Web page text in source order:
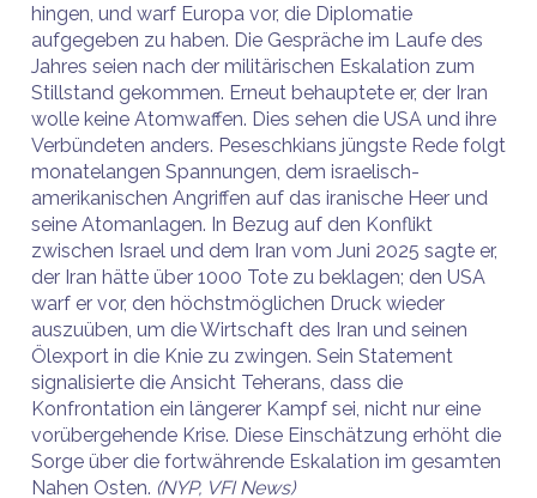
hingen, und warf Europa vor, die Diplomatie
aufgegeben zu haben. Die Gespräche im Laufe des
Jahres seien nach der militärischen Eskalation zum
Stillstand gekommen. Erneut behauptete er, der Iran
wolle keine Atomwaffen. Dies sehen die USA und ihre
Verbündeten anders. Peseschkians jüngste Rede folgt
monatelangen Spannungen, dem israelisch-
amerikanischen Angriffen auf das iranische Heer und
seine Atomanlagen. In Bezug auf den Konflikt
zwischen Israel und dem Iran vom Juni 2025 sagte er,
der Iran hätte über 1000 Tote zu beklagen; den USA
warf er vor, den höchstmöglichen Druck wieder
auszuüben, um die Wirtschaft des Iran und seinen
Ölexport in die Knie zu zwingen. Sein Statement
signalisierte die Ansicht Teherans, dass die
Konfrontation ein längerer Kampf sei, nicht nur eine
vorübergehende Krise. Diese Einschätzung erhöht die
Sorge über die fortwährende Eskalation im gesamten
Nahen Osten. (NYP, VFI News)